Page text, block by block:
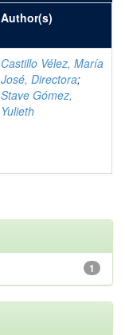
Author(s)
Castillo Vélez, María
José, Directora;
Stave Gómez,
Yulieth
1